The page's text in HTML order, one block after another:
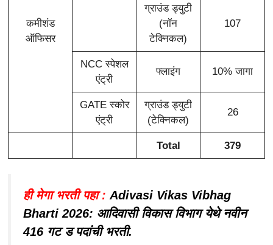
कमीशंड
ऑफिसर
ग्राउंड ड्युटी
(नॉन
टेक्निकल)
107
NCC स्पेशल
एंट्री
फ्लाइंग 10% जागा
GATE स्कोर
एंट्री
ग्राउंड ड्युटी
(टेक्निकल)
26
Total 379
ही मेगा भरती पहा : Adivasi Vikas Vibhag
Bharti 2026: आदिवासी विकास विभाग येथे नवीन
416 गट ड पदांची भरती.